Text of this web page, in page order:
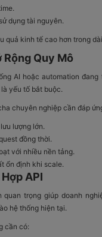
dụng tài nguyên.
quả kinh tế cao hơn trong
Rộng Quy Mô
AI hoặc automation đang
yếu tố bắt buộc.
chuyên nghiệp cần đáp
lượng lớn.
đồng thời.
với nhiều nền tảng.
ổn định khi scale.
API
quan trọng giúp doanh
hệ thống hiện tại.
cần có: